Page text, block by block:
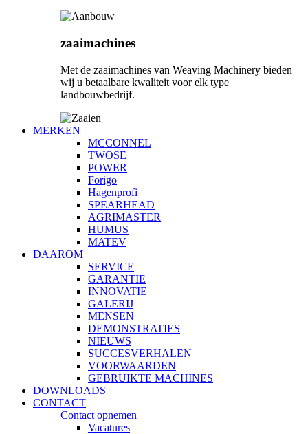
zaaimachines
Met de zaaimachines van Weaving Machinery bieden
wij u betaalbare kwaliteit voor elk type
landbouwbedrijf.
MERKEN
MCCONNEL
TWOSE
POWER
Forigo
Hagenprofi
SPEARHEAD
AGRIMASTER
HUMUS
MATEV
DAAROM
SERVICE
GARANTIE
INNOVATIE
GALERIJ
MENSEN
DEMONSTRATIES
NIEUWS
SUCCESVERHALEN
VOORWAARDEN
GEBRUIKTE MACHINES
DOWNLOADS
CONTACT
Contact opnemen
Vacatures